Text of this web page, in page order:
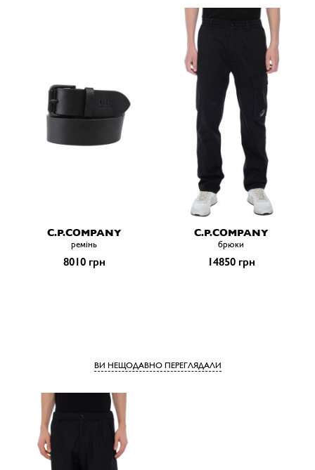
C.P.COMPANY
ремiнь
8010 грн
C.P.COMPANY
брюки
14850 грн
ВИ НЕЩОДАВНО ПЕРЕГЛЯДАЛИ